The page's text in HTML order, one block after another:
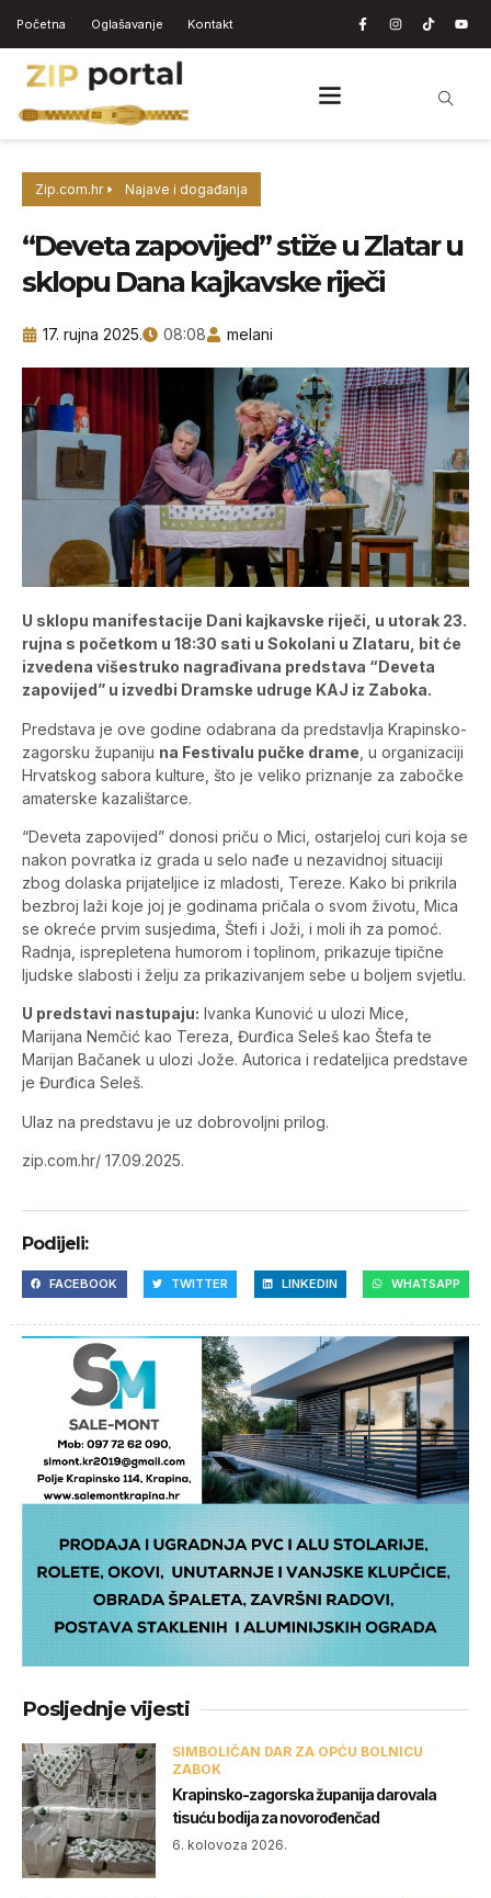
Početna Oglašavanje Kontakt
Zip.com.hr Najave i događanja
“Deveta zapovijed” stiže u Zlatar u
sklopu Dana kajkavske riječi
17. rujna 2025. 08:08 melani
U sklopu manifestacije Dani kajkavske riječi, u utorak 23.
rujna s početkom u 18:30 sati u Sokolani u Zlataru, bit će
izvedena višestruko nagrađivana predstava “Deveta
zapovijed” u izvedbi Dramske udruge KAJ iz Zaboka.
Predstava je ove godine odabrana da predstavlja Krapinsko-
zagorsku županiju na Festivalu pučke drame , u organizaciji
Hrvatskog sabora kulture, što je veliko priznanje za zabočke
amaterske kazalištarce.
“Deveta zapovijed” donosi priču o Mici, ostarjeloj curi koja se
nakon povratka iz grada u selo nađe u nezavidnoj situaciji
zbog dolaska prijateljice iz mladosti, Tereze. Kako bi prikrila
bezbroj laži koje joj je godinama pričala o svom životu, Mica
se okreće prvim susjedima, Štefi i Joži, i moli ih za pomoć.
Radnja, isprepletena humorom i toplinom, prikazuje tipične
ljudske slabosti i želju za prikazivanjem sebe u boljem svjetlu.
U predstavi nastupaju: Ivanka Kunović u ulozi Mice,
Marijana Nemčić kao Tereza, Đurđica Seleš kao Štefa te
Marijan Bačanek u ulozi Jože. Autorica i redateljica predstave
je Đurđica Seleš.
Ulaz na predstavu je uz dobrovoljni prilog.
zip.com.hr/ 17.09.2025.
Podijeli:
FACEBOOK TWITTER LINKEDIN WHATSAPP
Posljednje vijesti
SIMBOLIČAN DAR ZA OPĆU BOLNICU
ZABOK
Krapinsko-zagorska županija darovala
tisuću bodija za novorođenčad
6. kolovoza 2026.